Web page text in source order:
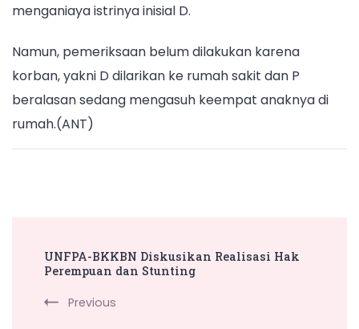
menganiaya istrinya inisial D.
Namun, pemeriksaan belum dilakukan karena
korban, yakni D dilarikan ke rumah sakit dan P
beralasan sedang mengasuh keempat anaknya di
rumah.(ANT)
Navigation
UNFPA-BKKBN Diskusikan Realisasi Hak
Perempuan dan Stunting
Previous